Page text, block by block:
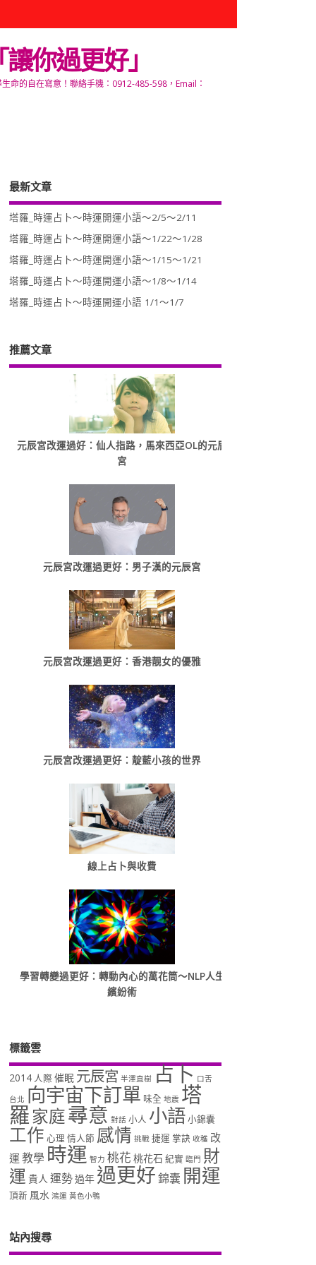
你過更好」
命的自在寫意！聯絡手機：0912-485-598，Email：
最新文章
塔羅_時運占卜～時運開運小語～2/5～2/11
塔羅_時運占卜～時運開運小語～1/22～1/28
塔羅_時運占卜～時運開運小語～1/15～1/21
塔羅_時運占卜～時運開運小語～1/8～1/14
塔羅_時運占卜～時運開運小語 1/1～1/7
推薦文章
元辰宮改運過好：仙人指路，馬來西亞OL的元辰
宮
元辰宮改運過更好：男子漢的元辰宮
元辰宮改運過更好：香港靓女的優雅
元辰宮改運過更好：靛藍小孩的世界
線上占卜與收費
學習轉變過更好：轉動內心的萬花筒～NLP人生
繽紛術
標籤雲
2014 人際 催眠 元辰宮 半澤直樹 占卜 口舌
台北 向宇宙下訂單 味全 地震 塔
羅家庭尋意 對話 小人 小語 小錦囊
工作 心理 情人節 感情 挑戰 捷運 掌訣 收穫 改
運 教學 時運 智力 桃花 桃花石 紀實 臨門 財
運 貴人 運勢過年 過更好錦囊 開運
頂新 風水 鴻運 黃色小鴨
站內搜尋